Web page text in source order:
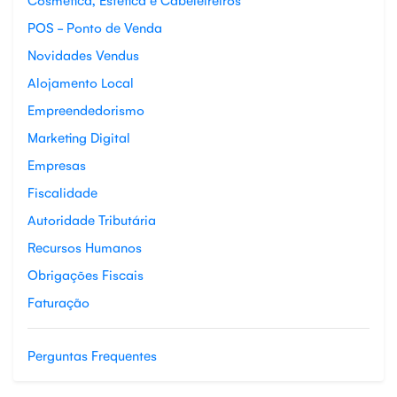
POS - Ponto de Venda
Novidades Vendus
Alojamento Local
Empreendedorismo
Marketing Digital
Empresas
Fiscalidade
Autoridade Tributária
Recursos Humanos
Obrigações Fiscais
Faturação
Perguntas Frequentes